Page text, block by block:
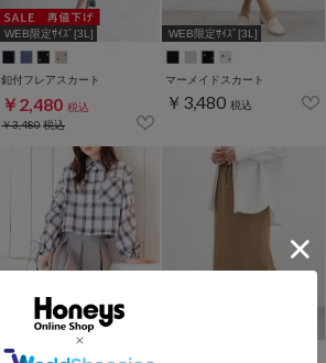
WEB限定ｻｲｽﾞ[3L]
釦付フレアスカート
￥2,480 税込
￥3,480税込
WEB限定ｻｲｽﾞ[3L]
マーメイドスカート
￥3,480 税込